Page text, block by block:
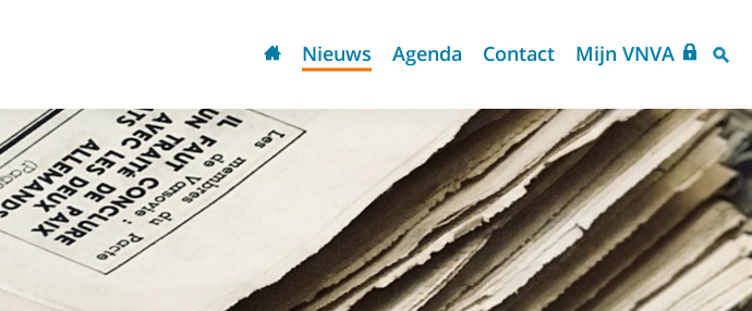
Nieuws Agenda Contact Mijn VNVA